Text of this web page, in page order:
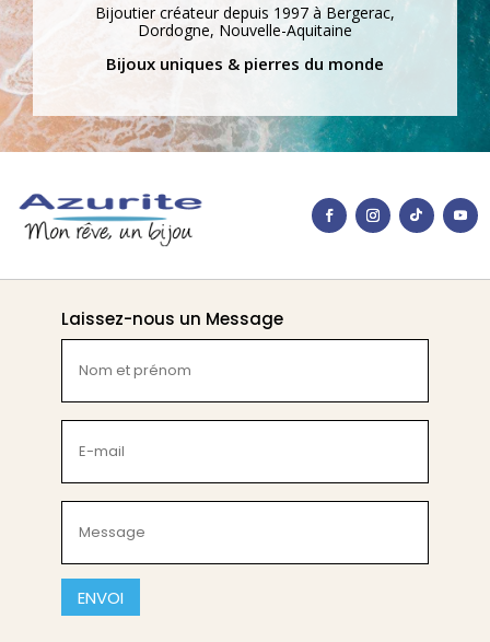
Bijoutier créateur depuis 1997 à Bergerac,
Dordogne, Nouvelle-Aquitaine
Bijoux uniques & pierres du monde
Laissez-nous un Message
et
prénom
(Nécessaire)
mail
(Nécessaire)
(Nécessaire)
CAPTCHA